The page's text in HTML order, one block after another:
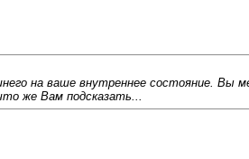
на ваше внутреннее состояние. Вы
же Вам подсказать...